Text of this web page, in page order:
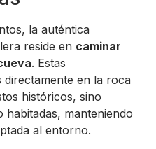
la auténtica
reside en caminar
. Estas
en la roca
históricos, sino
habitadas, manteniendo
al entorno.